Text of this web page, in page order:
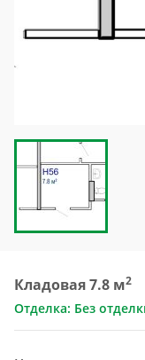
Кладовая 7.8 м2
Отделка: Без